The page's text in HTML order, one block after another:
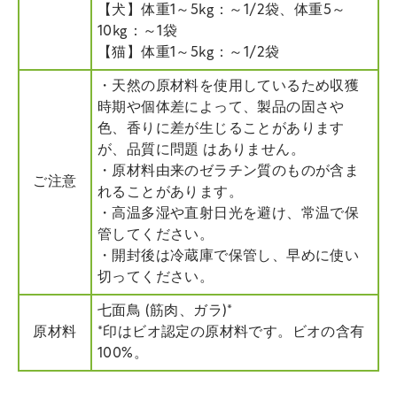
【犬】体重1～5kg：～1/2袋、体重5～
10kg：～1袋
【猫】体重1～5kg：～1/2袋
ご注意
・天然の原材料を使用しているため収獲
時期や個体差によって、製品の固さや
色、香りに差が生じることがあります
が、品質に問題 はありません。
・原材料由来のゼラチン質のものが含ま
れることがあります。
・高温多湿や直射日光を避け、常温で保
管してください。
・開封後は冷蔵庫で保管し、早めに使い
切ってください。
原材料
七面鳥 (筋肉、ガラ)*
*印はビオ認定の原材料です。ビオの含有
100%。